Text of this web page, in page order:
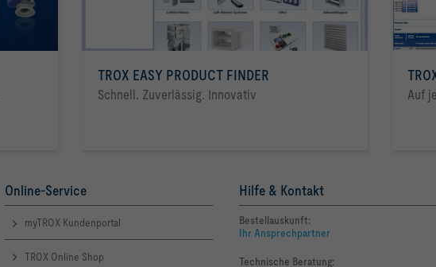
TROX EASY PRODUCT FINDER
Schnell. Zuverlässig. Innovativ Auf
Online-Service
myTROX Kundenportal
TROX Online Shop
Hilfe & Kontakt
Bestellauskunft:
Ihr Ansprechpartner
Technische Beratung: